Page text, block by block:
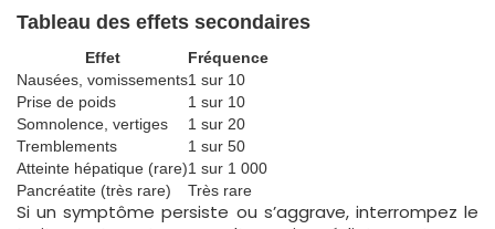
Tableau des effets secondaires
Effet
Fréquence
Nausées, vomissements1 sur 10
Prise de poids
1 sur 10
Somnolence, vertiges
1 sur 20
Tremblements
1 sur 50
Atteinte hépatique (rare)1 sur 1 000
Pancréatite (très rare)
Très rare
Si un symptôme persiste ou s’aggrave, interrompez le